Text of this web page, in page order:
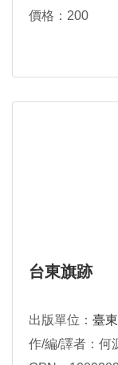
價格：200
台東旗跡
出版單位： 臺
作/編/譯者：何